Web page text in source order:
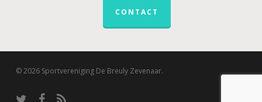
CONTACT
© 2026 Sportvereniging De Breuly Zevenaar.
twitter facebook
RSS